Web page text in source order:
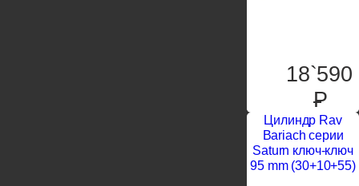
18`590
P
Цилиндр Rav
Bariach серии
Saturn ключ-ключ
95 mm (30+10+55)